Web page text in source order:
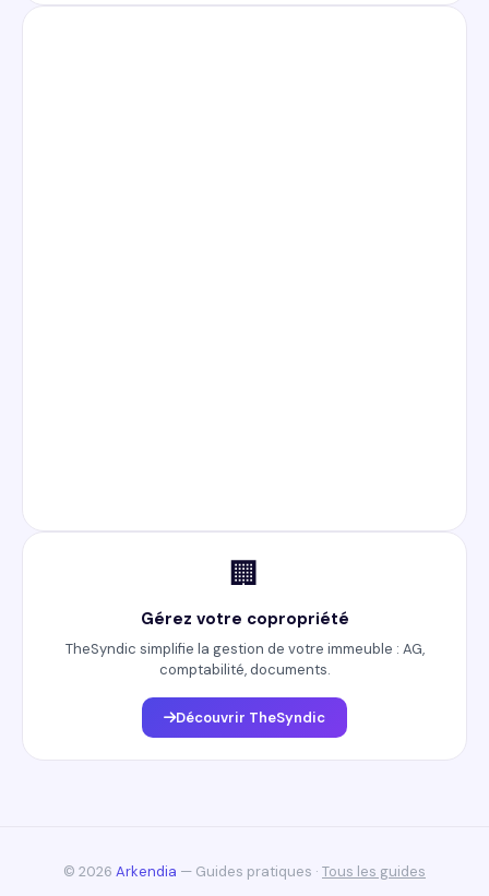
🏢
Gérez votre copropriété
TheSyndic simplifie la gestion de votre immeuble : AG,
comptabilité, documents.
Découvrir TheSyndic
© 2026 Arkendia — Guides pratiques · Tous les guides